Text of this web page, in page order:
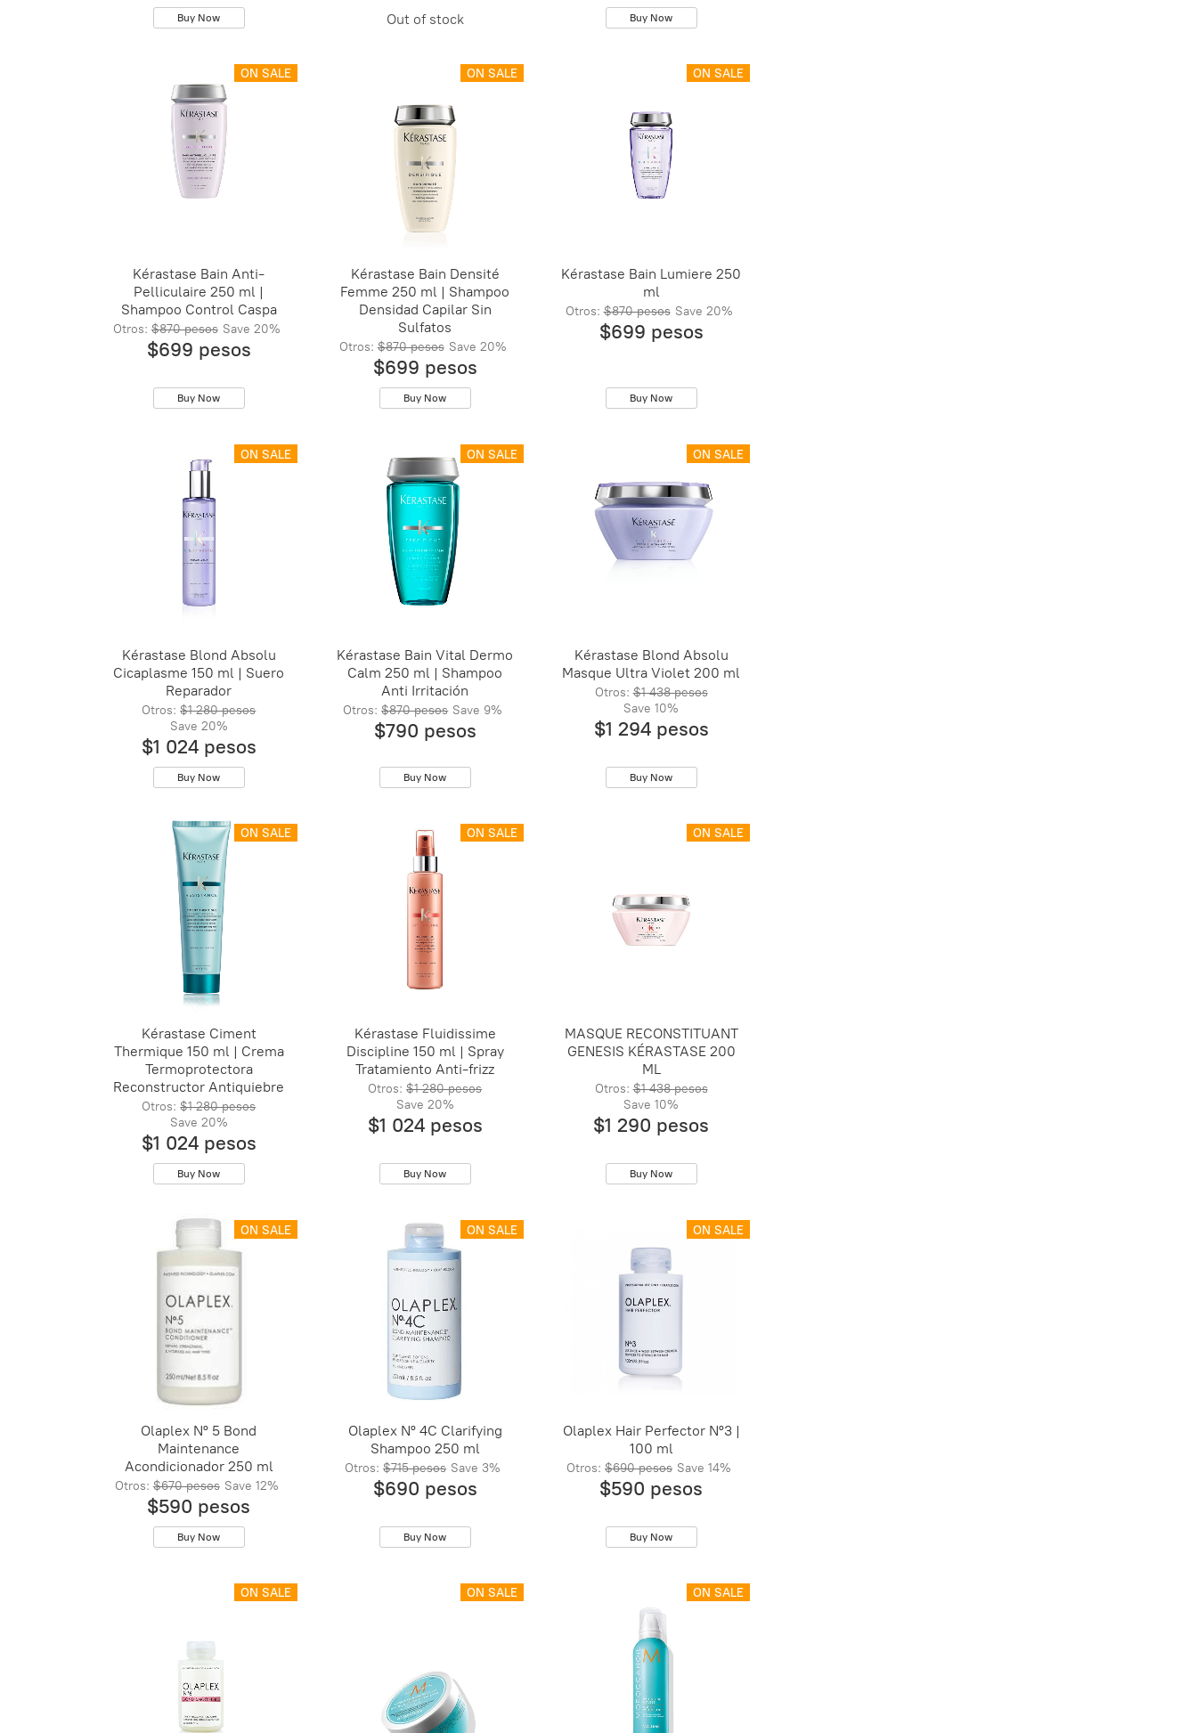
Buy Now Out of stock Buy Now
ON SALE
Kérastase Bain Anti-
Pelliculaire 250 ml |
Shampoo Control Caspa
Otros: $870 pesos Save 20%
$699 pesos
Buy Now
ON SALE
Kérastase Bain Densité
Femme 250 ml | Shampoo
Densidad Capilar Sin
Sulfatos
Otros: $870 pesos Save 20%
$699 pesos
Buy Now
ON SALE
Kérastase Bain Lumiere 250
ml
Otros: $870 pesos Save 20%
$699 pesos
Buy Now
ON SALE
Kérastase Blond Absolu
Cicaplasme 150 ml | Suero
Reparador
Otros: $1 280 pesos
Save 20%
$1 024 pesos
Buy Now
ON SALE
Kérastase Bain Vital Dermo
Calm 250 ml | Shampoo
Anti Irritación
Otros: $870 pesos Save 9%
$790 pesos
Buy Now
ON SALE
Kérastase Blond Absolu
Masque Ultra Violet 200 ml
Otros: $1 438 pesos
Save10%
$1 294 pesos
Buy Now
ON SALE
Kérastase Ciment
Thermique 150 ml | Crema
Termoprotectora
Reconstructor Antiquiebre
Otros: $1 280 pesos
Save 20%
$1 024 pesos
Buy Now
ON SALE
Kérastase Fluidissime
Discipline 150 ml | Spray
Tratamiento Anti-frizz
Otros: $1 280 pesos
Save 20%
$1 024 pesos
Buy Now
ON SALE
MASQUE RECONSTITUANT
GENESIS KÉRASTASE 200
ML
Otros: $1 438 pesos
Save10%
$1 290 pesos
Buy Now
ON SALE
Olaplex Nº 5 Bond
Maintenance
Acondicionador 250 ml
Otros: $670 pesos Save 12%
$590 pesos
Buy Now
ON SALE
Olaplex Nº 4C Clarifying
Shampoo 250 ml
Otros: $715 pesos Save 3%
$690 pesos
Buy Now
ON SALE
Olaplex Hair Perfector Nº3 |
100 ml
Otros: $690 pesos Save14%
$590 pesos
Buy Now
ON SALE ON SALE ON SALE